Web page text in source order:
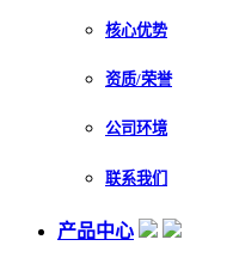
核心优势
资质/荣誉
公司环境
联系我们
产品中心